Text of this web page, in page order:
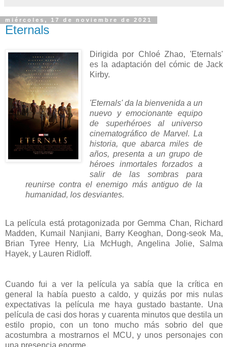
miércoles, 17 de noviembre de 2021
Eternals
Dirigida por Chloé Zhao, 'Eternals'
es la adaptación del cómic de Jack
Kirby.
'Eternals' da la bienvenida a un
nuevo y emocionante equipo
de superhéroes al universo
cinematográfico de Marvel. La
historia, que abarca miles de
años, presenta a un grupo de
héroes inmortales forzados a
salir de las sombras para
reunirse contra el enemigo más antiguo de la
humanidad, los desviantes.
La película está protagonizada por Gemma Chan, Richard
Madden, Kumail Nanjiani, Barry Keoghan, Dong-seok Ma,
Brian Tyree Henry, Lia McHugh, Angelina Jolie, Salma
Hayek, y Lauren Ridloff.
Cuando fui a ver la película ya sabía que la crítica en
general la había puesto a caldo, y quizás por mis nulas
expectativas la película me haya gustado bastante. Una
película de casi dos horas y cuarenta minutos que destila un
estilo propio, con un tono mucho más sobrio del que
acostumbra a mostrarnos el MCU, y unos personajes con
una presencia enorme.